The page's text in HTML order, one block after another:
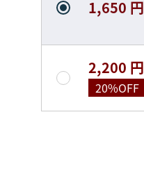
1,650 円
2,200 円
20%OFF